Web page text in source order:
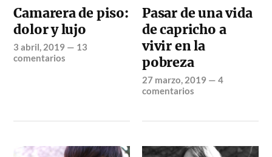
Camarera de piso:
dolor y lujo
3 abril, 2019 — 13
comentarios
Pasar de una vida
de capricho a
vivir en la
pobreza
27 marzo, 2019 —4
comentarios